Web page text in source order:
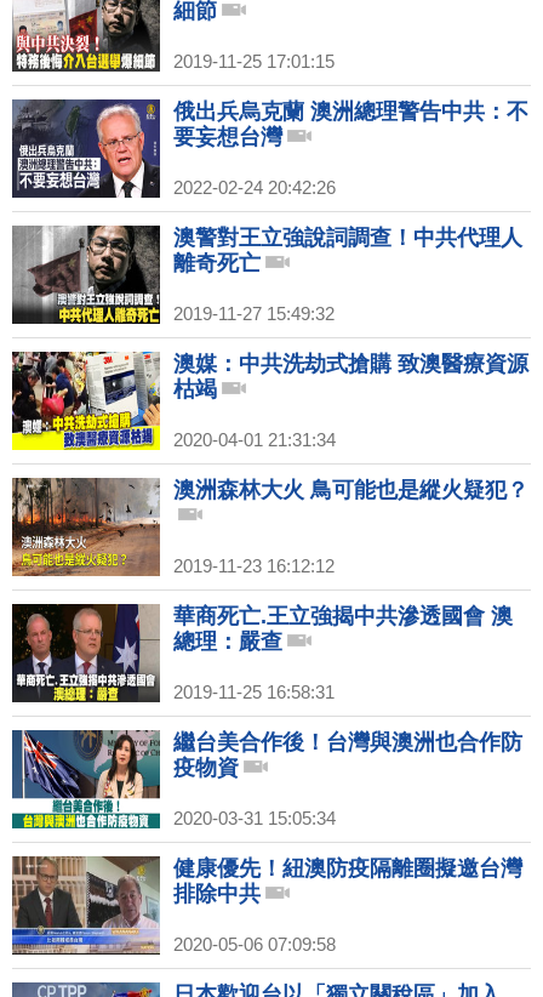
細節
2019-11-25 17:01:15
俄出兵烏克蘭 澳洲總理警告中共：不
要妄想台灣
2022-02-24 20:42:26
澳警對王立強說詞調查！中共代理人
離奇死亡
2019-11-27 15:49:32
澳媒：中共洗劫式搶購 致澳醫療資源
枯竭
2020-04-01 21:31:34
澳洲森林大火 鳥可能也是縱火疑犯？
2019-11-23 16:12:12
華商死亡.王立強揭中共滲透國會 澳
總理：嚴查
2019-11-25 16:58:31
繼台美合作後！台灣與澳洲也合作防
疫物資
2020-03-31 15:05:34
健康優先！紐澳防疫隔離圈擬邀台灣
排除中共
2020-05-06 07:09:58